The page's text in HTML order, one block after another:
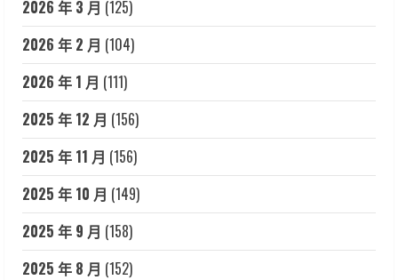
2026 年 3 月 (125)
2026 年 2 月 (104)
2026 年 1 月 (111)
2025 年 12 月 (156)
2025 年 11 月 (156)
2025 年 10 月 (149)
2025 年 9 月 (158)
2025 年 8 月 (152)